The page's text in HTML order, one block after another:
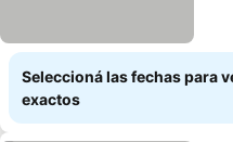
Seleccioná las fechas para
exactos